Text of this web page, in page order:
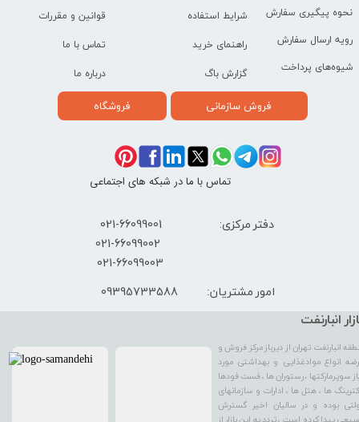
انبارنفت
انبارنفت تهران از دیرباز مرکز فروش و
انواع موادغذایی و بهداشتی مورد
سوپرمارکتها ، رستوران ها ، فست فودها
ها ، هتل ها ، ادارات و سازمانهای
بوده و در سالیان اخیر گسترش
نحوه پیگیری سفارش
رویه ارسال سفارش
شیوه‌های پرداخت
شرایط استفاده
راهنمای خرید
گزارش باگ
قوانین و مقررات
تماس با ما
درباره ما
فروش سازمانی فروشگاه
دفتر مرکزی: 66099001-021
امور مشتریان:
​021-66099002
تماس با ما در شبکه های اجتماعی